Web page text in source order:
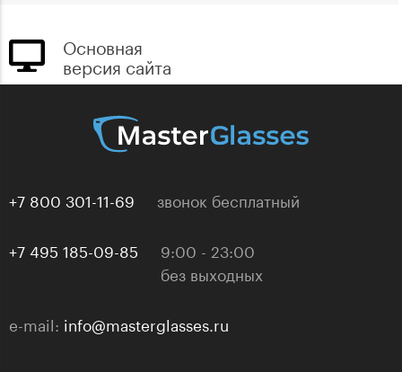
Основная
версия сайта
+7 800 301-11-69 звонок бесплатный
+7 495 185-09-85
9:00 - 23:00
без выходных
e-mail: info@masterglasses.ru